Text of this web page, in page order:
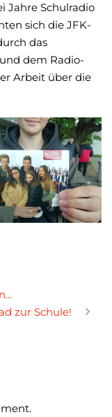
Jahre Schulradio
sich die JFK-
das
dem Radio-
Arbeit über die
zur Schule!